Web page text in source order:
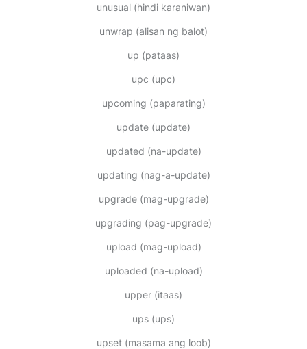
unusual (hindi karaniwan)
unwrap (alisan ng balot)
up (pataas)
upc (upc)
upcoming (paparating)
update (update)
updated (na-update)
updating (nag-a-update)
upgrade (mag-upgrade)
upgrading (pag-upgrade)
upload (mag-upload)
uploaded (na-upload)
upper (itaas)
ups (ups)
upset (masama ang loob)